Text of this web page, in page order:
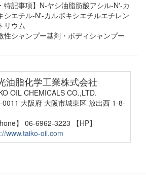
特記事項】N-ヤシ油脂肪酸アシル-N'-カ
シエチル-N'-カルボキシエチルエチレン
リウム
性シャンプー基剤・ボディシャンプー
油脂化学工業株式会社
OIL CHEMICALS CO.,LTD.
0011 大阪府 大阪市城東区 放出西 1-8-
】 06-6962-3223
【HP】
www.taiko-oil.com